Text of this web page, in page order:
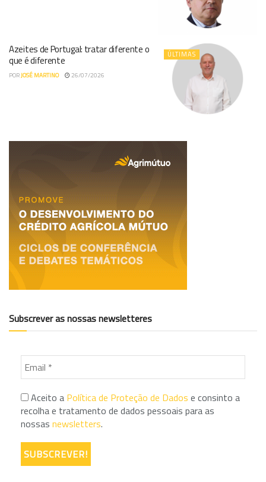
ÚLTIMAS
Azeites de Portugal: tratar diferente o
que é diferente
PORJOSÉ MARTINO 26/07/2026
Subscrever as nossas newsletteres
Aceito a Política de Proteção de Dados e consinto a
recolha e tratamento de dados pessoais para as
nossas newsletters.